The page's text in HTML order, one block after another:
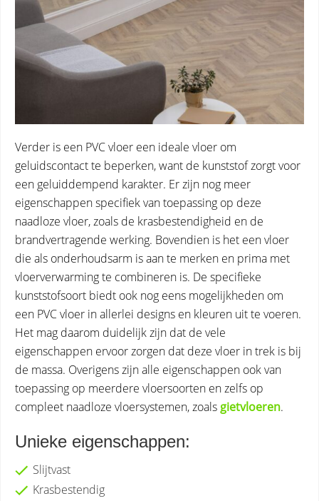
Verder is een PVC vloer een ideale vloer om
geluidscontact te beperken, want de kunststof zorgt voor
een geluiddempend karakter. Er zijn nog meer
eigenschappen specifiek van toepassing op deze
naadloze vloer, zoals de krasbestendigheid en de
brandvertragende werking. Bovendien is het een vloer
die als onderhoudsarm is aan te merken en prima met
vloerverwarming te combineren is. De specifieke
kunststofsoort biedt ook nog eens mogelijkheden om
een PVC vloer in allerlei designs en kleuren uit te voeren.
Het mag daarom duidelijk zijn dat de vele
eigenschappen ervoor zorgen dat deze vloer in trek is bij
de massa. Overigens zijn alle eigenschappen ook van
toepassing op meerdere vloersoorten en zelfs op
compleet naadloze vloersystemen, zoalsgietvloeren.
Unieke eigenschappen:
Slijtvast
Krasbestendig